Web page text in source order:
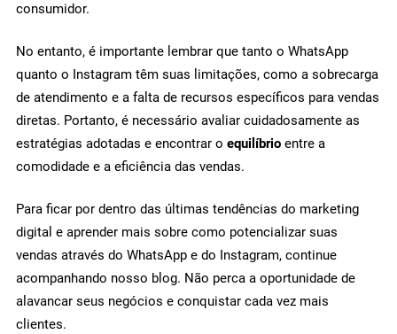
consumidor.
No entanto, é importante lembrar que tanto o WhatsApp
quanto o Instagram têm suas limitações, como a sobrecarga
de atendimento e a falta de recursos específicos para vendas
diretas. Portanto, é necessário avaliar cuidadosamente as
estratégias adotadas e encontrar o equilíbrio entre a
comodidade e a eficiência das vendas.
Para ficar por dentro das últimas tendências do marketing
digital e aprender mais sobre como potencializar suas
vendas através do WhatsApp e do Instagram, continue
acompanhando nosso blog. Não perca a oportunidade de
alavancar seus negócios e conquistar cada vez mais
clientes.